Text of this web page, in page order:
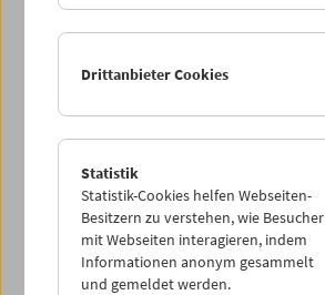
Sa 21.1.
PROGRAMM ÜBERBLICK
Drittanbieter Cookies
Statistik
Statistik-Cookies helfen Webseiten-
Besitzern zu verstehen, wie Besucher
mit Webseiten interagieren, indem
Informationen anonym gesammelt
und gemeldet werden.